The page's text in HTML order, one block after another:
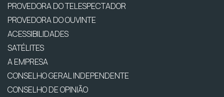
PROVEDORA DO TELESPECTADOR
PROVEDORA DO OUVINTE
ACESSIBILIDADES
SATÉLITES
A EMPRESA
CONSELHO GERAL INDEPENDENTE
CONSELHO DE OPINIÃO